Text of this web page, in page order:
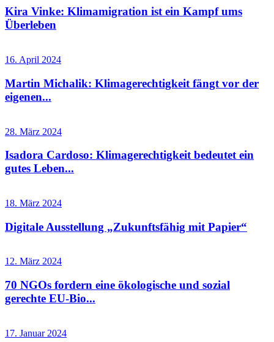
Kira Vinke: Klimamigration ist ein Kampf ums
Überleben
16. April 2024
Martin Michalik: Klimagerechtigkeit fängt vor der
eigenen...
28. März 2024
Isadora Cardoso: Klimagerechtigkeit bedeutet ein
gutes Leben...
18. März 2024
Digitale Ausstellung „Zukunftsfähig mit Papier“
12. März 2024
70 NGOs fordern eine ökologische und sozial
gerechte EU-Bio...
17. Januar 2024